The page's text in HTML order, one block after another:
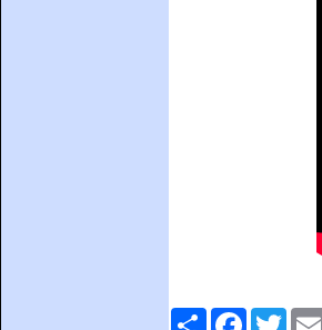
ComparteixFacebookTwitter